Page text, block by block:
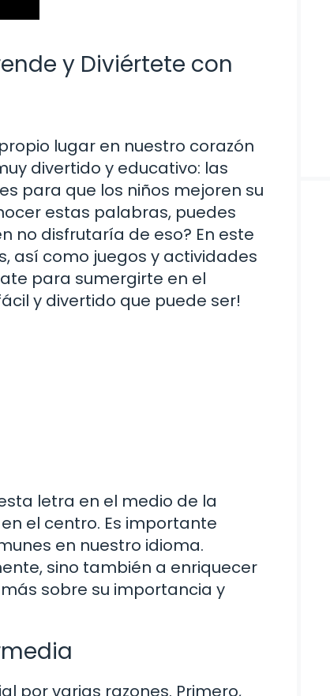
y Diviértete con
lugar en nuestro corazón
divertido y educativo: las
para que los niños mejoren su
estas palabras, puedes
no disfrutaría de eso? En este
así como juegos y actividades
para sumergirte en el
y divertido que puede ser!
letra en el medio de la
el centro. Es importante
en nuestro idioma.
sino también a enriquecer
sobre su importancia y
por varias razones. Primero,